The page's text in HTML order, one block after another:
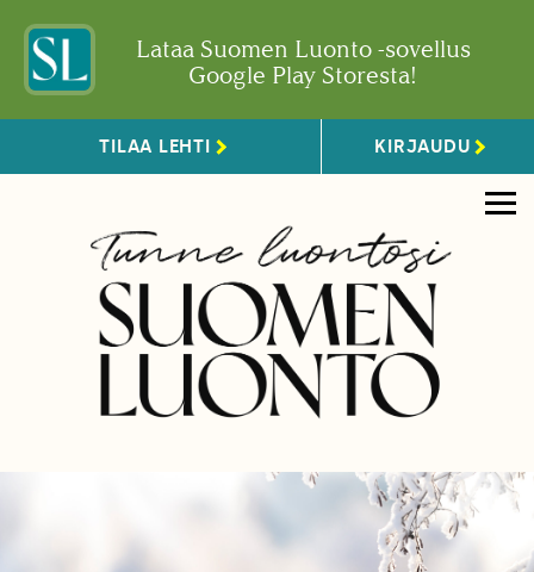
Lataa Suomen Luonto -sovellus
Google Play Storesta!
TILAA LEHTI KIRJAUDU